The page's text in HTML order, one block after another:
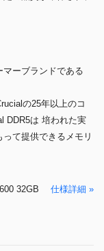
ーブランドである
の25年以上のコ
DDR5は 培われた実
て提供できるメモリ
32GB 仕様詳細 »